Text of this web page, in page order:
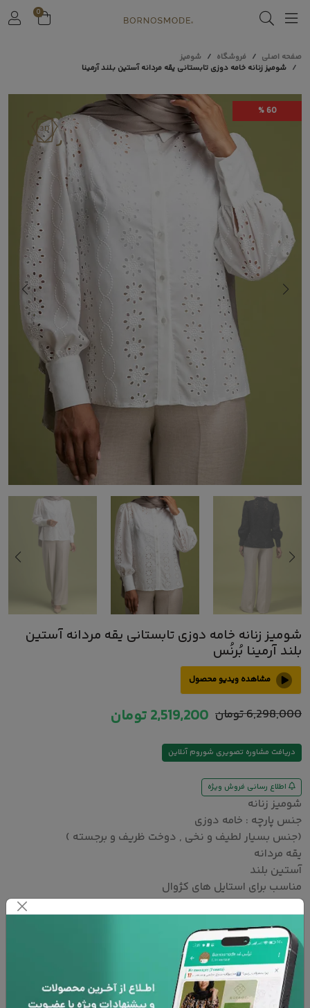
0
صفحه اصلی فروشگاه
شومیز
شومیز زنانه خامه دوزی تابستانی یقه مردانه آستین بلند آرمینا
60 %
Play
Video
شومیز زنانه خامه دوزی تابستانی یقه مردانه آستین
بلند آرمینا بُرنُس
مشاهده ویدیو محصول
6,298,000تومان 2,519,200تومان
دریافت مشاوره تصویری شوروم آنلاین
اطلاع رسانی فروش ویژه
شومیز زنانه
جنس پارچه : خامه دوزی
(جنس بسیار لطیف و نخی , دوخت ظریف و برجسته )
یقه مردانه
آستین بلند
مناسب برای استایل های کژوال
مناسب فصل های بهار و تابستان
سایز لباس انتخابی برای مانکن سایز 38 می باشد
قد مانکن 168 می باشد
سانتی متر نرمال است